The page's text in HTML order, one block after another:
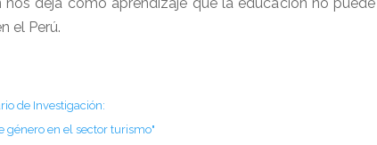
deja como aprendizaje que la educación no
el Perú.
de Investigación:
género en el sector turismo"